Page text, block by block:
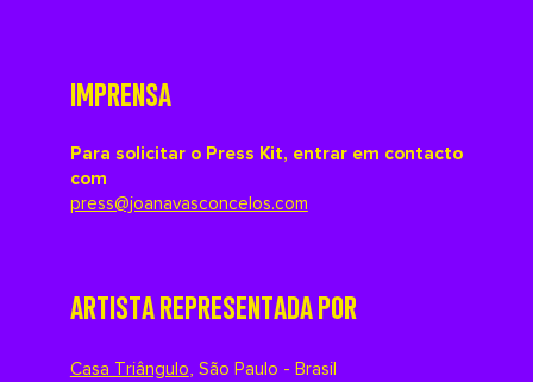
IMPRENSA
Para solicitar o Press Kit, entrar em contacto
com
press@joanavasconcelos.com
ARTISTA REPRESENTADA POR
Casa Triângulo, São Paulo - Brasil